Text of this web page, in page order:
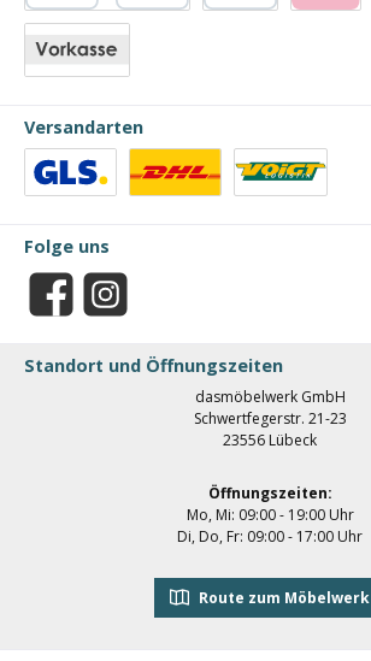
Kredit- oder Debitkarte
Versandarten
Folge uns
Facebook Instagram
Standort und Öffnungszeiten
dasmöbelwerk GmbH
Schwertfegerstr. 21-23
23556 Lübeck
Öffnungszeiten:
Mo, Mi: 09:00 - 19:00 Uhr
Di, Do, Fr: 09:00 - 17:00 Uhr
Route zum Möbelwerk